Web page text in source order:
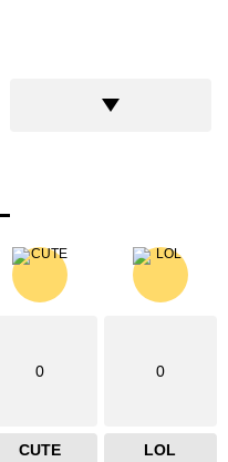
0
CUTE
0
LOL